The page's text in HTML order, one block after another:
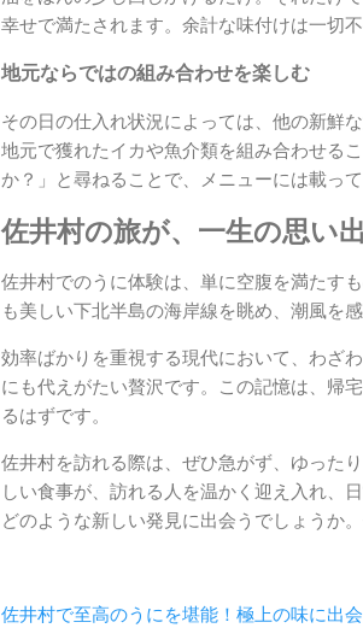
幸せで満たされます。余計な味付けは一切
地元ならではの組み合わせを楽しむ
その日の仕入れ状況によっては、他の新鮮
地元で獲れたイカや魚介類を組み合わせる
か？」と尋ねることで、メニューには載っ
佐井村の旅が、一生の思い
佐井村でのうに体験は、単に空腹を満たす
も美しい下北半島の海岸線を眺め、潮風を
効率ばかりを重視する現代において、わざ
にも代えがたい贅沢です。この記憶は、帰
るはずです。
佐井村を訪れる際は、ぜひ急がず、ゆった
しい食事が、訪れる人を温かく迎え入れ、
どのような新しい発見に出会うでしょうか
佐井村で至高のうにを堪能！極上の味に出